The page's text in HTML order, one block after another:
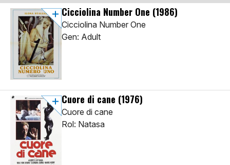
Cicciolina Number One (1986)
Cicciolina Number One
Gen: Adult
Cuore di cane (1976)
Cuore di cane
Rol: Natasa